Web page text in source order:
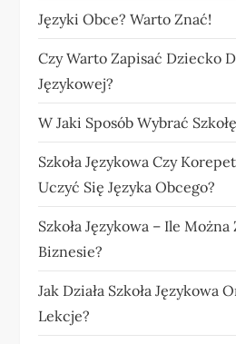
Języki Obce? Warto Znać!
Czy Warto Zapisać Dziecko
Językowej?
W Jaki Sposób Wybrać
Szkoła Językowa Czy
Uczyć Się Języka Obcego?
Szkoła Językowa – Ile
Biznesie?
Jak Działa Szkoła Językowa
Lekcje?